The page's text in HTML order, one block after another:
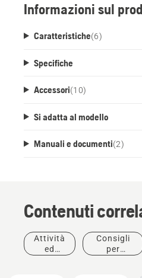
facilmente montato a
accessorio.
Informazioni sul
Caratteristiche(6)
Specifiche
Accessori(10)
Si adatta al modello
Manuali e documenti(2)
Contenuti
Attività
ed
Consigli
per